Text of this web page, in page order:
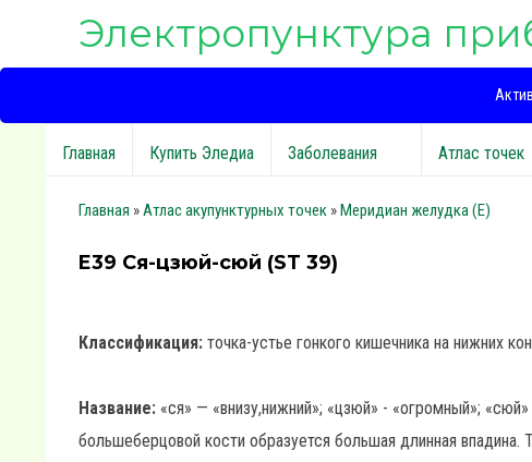
Электропунктура
Главная Купить Эледиа Заболевания Атлас точек
Главная »Атлас акупунктурных точек »Меридиан желудка (E)
E39 Ся-цзюй-сюй (ST 39)
Классификация: точка-устье гонкого кишечника на нижних
Название: «ся» — «внизу,нижний»; «цзюй» - «огромный»;
большеберцовой кости образуется большая длинная